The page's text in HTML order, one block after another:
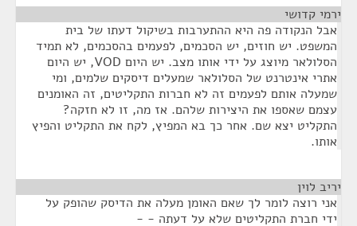
ירמי קדושי
אבל הנקודה פה היא ההתערבות בשיקול דעתו של בית
המשפט. יש חוזים, יש הסכמים, לפעמים בהסכמים, לא תמיד
הסלולאר מיוצג על ידי אותו מצב. יש היום VOD, יש היום
אתרי אינטרנט של הסלולאר שמעלים דיסקים שלמים, ומי
שמעלה אותם לפעמים זה לא חברות התקליטים, זה האומנים
עצמם שאספו את היצירות שלהם. אז מה, זו לא חזקה?
התקליט יצא שם. אחר כך בא המפיץ, לקח את התקליט והפיץ
אותו.
יריב לוין
אני רוצה לומר לך שאם האומן מעלה את הדיסק שהופק על
ידי חברת התקליטים שלא על דעתה - -